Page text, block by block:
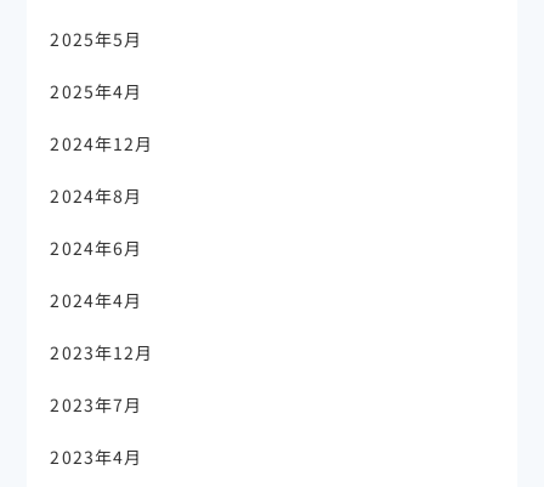
2025年5月
2025年4月
2024年12月
2024年8月
2024年6月
2024年4月
2023年12月
2023年7月
2023年4月